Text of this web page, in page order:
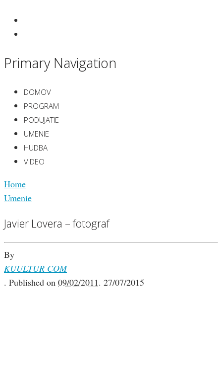
Primary Navigation
DOMOV
PROGRAM
PODUJATIE
UMENIE
HUDBA
VIDEO
Home
Umenie
Javier Lovera – fotograf
By
KUULTUR COM
. Published on 09/02/2011. 27/07/2015